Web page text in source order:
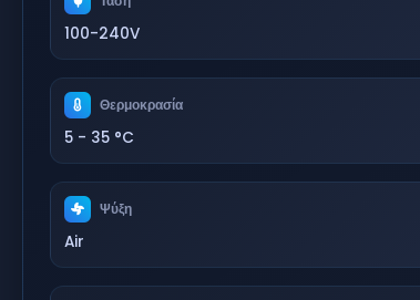
100-240V
Θερμοκρασία
5 - 35 °C
Ψύξη
Air